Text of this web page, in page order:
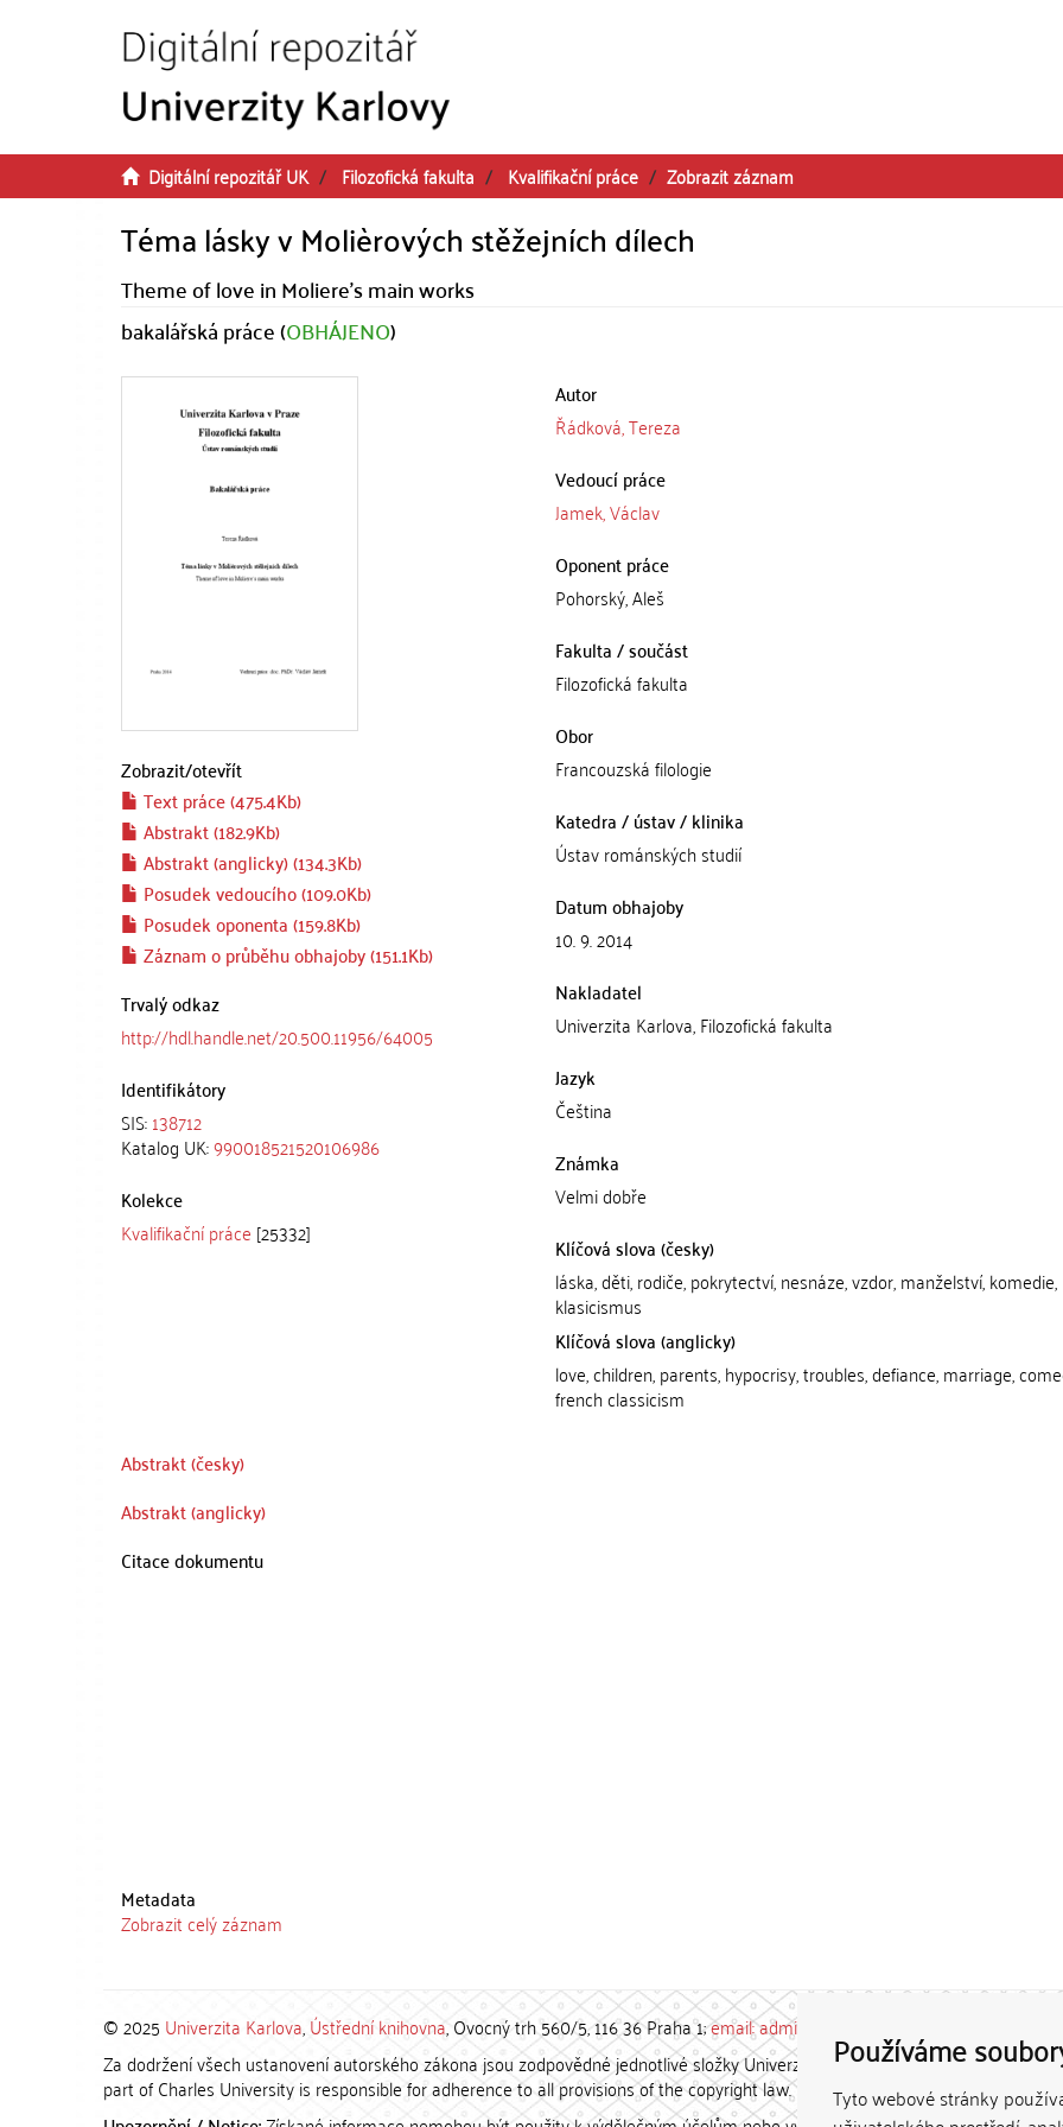
Používáme
Tyto webové stránky
Digitální repozitář UK Filozofická fakulta Kvalifikační práce Zobrazit záznam
Téma lásky v Molièrových stěžejních dílech
Theme of love in Moliere's main works
bakalářská práce (OBHÁJENO)
Zobrazit/otevřít
Text práce (475.4Kb)
Abstrakt (182.9Kb)
Abstrakt (anglicky) (134.3Kb)
Posudek vedoucího (109.0Kb)
Posudek oponenta (159.8Kb)
Záznam o průběhu obhajoby (151.1Kb)
Trvalý odkaz
http://hdl.handle.net/20.500.11956/64005
Identifikátory
SIS:138712
Katalog UK:990018521520106986
Kolekce
Kvalifikační práce [25332]
Autor
Řádková, Tereza
Vedoucí práce
Jamek, Václav
Oponent práce
Pohorský, Aleš
Fakulta / součást
Filozofická fakulta
Obor
Francouzská filologie
Katedra / ústav / klinika
Ústav románských studií
Datum obhajoby
10. 9. 2014
Nakladatel
Univerzita Karlova, Filozofická fakulta
Jazyk
Čeština
Známka
Velmi dobře
Klíčová slova (česky)
láska, děti, rodiče, pokrytectví, nesnáze, vzdor, manželství, komedie,
klasicismus
Klíčová slova (anglicky)
love, children, parents, hypocrisy, troubles, defiance, marriage,
french classicism
Abstrakt (česky)
Abstrakt (anglicky)
Citace dokumentu
Metadata
Zobrazit celý záznam
© 2025 Univerzita Karlova,Ústřední knihovna, Ovocný trh 560/5, 116 36 Praha 1;email: admin-repozitar [at] cuni.cz
Za dodržení všech ustanovení autorského zákona jsou zodpovědné jednotlivé složky Univerzity Karlovy. / Each constituent
part of Charles University is responsible for adherence to all provisions of the copyright law.